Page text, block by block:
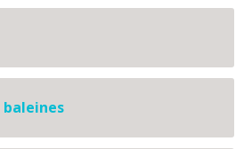
baleines